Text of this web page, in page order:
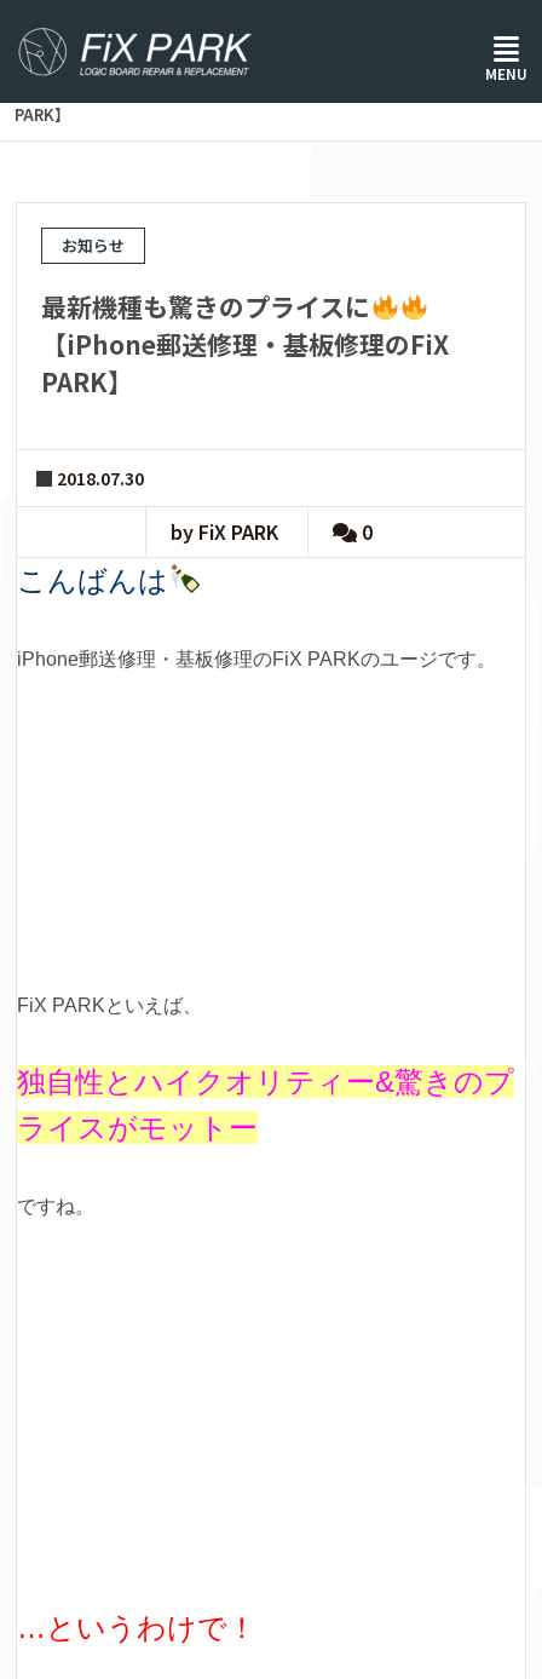
MENU
ホーム/ お知らせ/
【iPhone郵送修理・基板修理のFiX
PARK】
お知らせ
最新機種も驚きのプライスに
【iPhone郵送修理・基板修理のFiX
PARK】
2018.07.30
by FiX PARK 0
こんばんは
iPhone郵送修理・基板修理のFiX PARKのユージです。
FiX PARKといえば、
独自性とハイクオリティー&驚きのプ
ライスがモットー
ですね。
…というわけで！